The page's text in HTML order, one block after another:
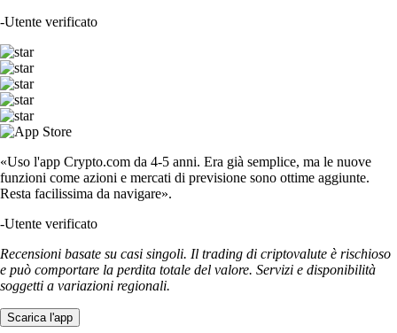
-Utente verificato
«Uso l'app Crypto.com da 4-5 anni. Era già semplice, ma le nuove
funzioni come azioni e mercati di previsione sono ottime aggiunte.
Resta facilissima da navigare».
-Utente verificato
Recensioni basate su casi singoli. Il trading di criptovalute è rischioso
e può comportare la perdita totale del valore. Servizi e disponibilità
soggetti a variazioni regionali.
Scarica l'app